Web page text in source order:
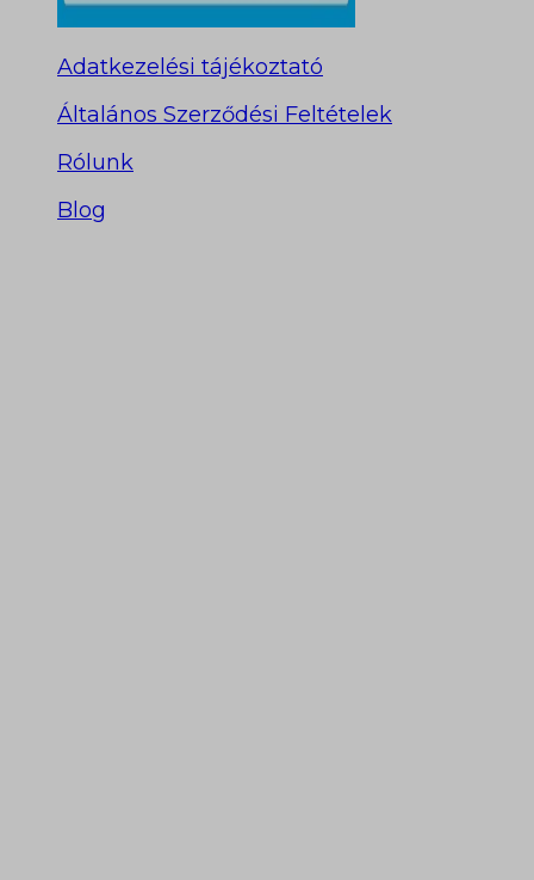
Adatkezelési tájékoztató
Általános Szerződési Feltételek
Rólunk
Blog